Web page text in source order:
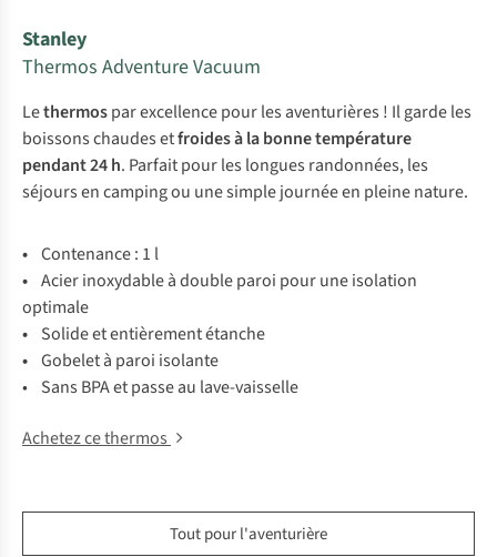
Stanley
Thermos Adventure Vacuum
Lethermospar excellence pour les aventurières ! Il garde les
boissons chaudes etfroides à la bonne température
pendant 24 h. Parfait pour les longues randonnées, les
séjours en camping ou une simple journée en pleine nature.
• Contenance : 1 l
• Acier inoxydable à double paroi pour une isolation
optimale
• Solide et entièrement étanche
• Gobelet à paroi isolante
• Sans BPA et passe au lave-vaisselle
Achetez ce thermos
Tout pour l'aventurière